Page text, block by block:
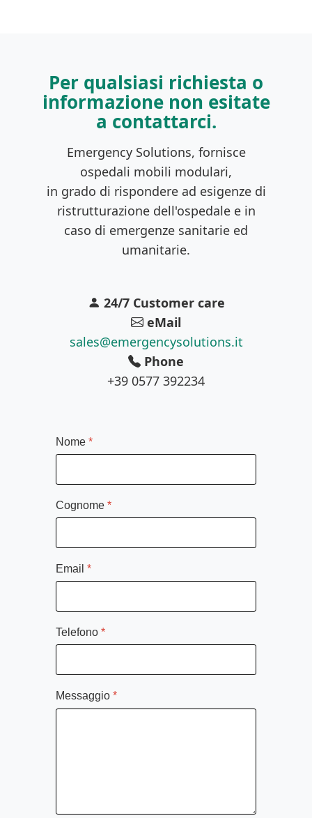
Per qualsiasi richiesta o
informazione non esitate
a contattarci.
Emergency Solutions, fornisce
ospedali mobili modulari,
in grado di rispondere ad esigenze di
ristrutturazione dell'ospedale e in
caso di emergenze sanitarie ed
umanitarie.
24/7 Customer care
eMail
sales@emergencysolutions.it
Phone
+39 0577 392234
Nome *
Cognome *
Email *
Telefono *
Messaggio *